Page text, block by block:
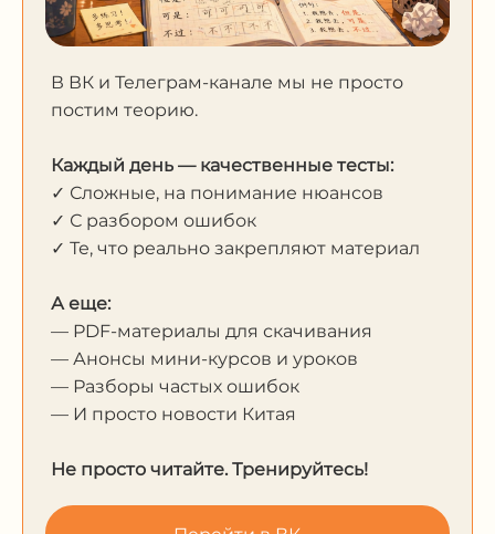
В ВК и Телеграм-канале мы не просто
постим теорию.
Каждый день — качественные тесты:
✓ Сложные, на понимание нюансов
✓ С разбором ошибок
✓ Те, что реально закрепляют материал
А еще:
— PDF-материалы для скачивания
— Анонсы мини-курсов и уроков
— Разборы частых ошибок
— И просто новости Китая
Не просто читайте. Тренируйтесь!